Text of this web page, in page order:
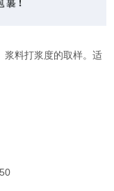
浆料打浆度的取样。适